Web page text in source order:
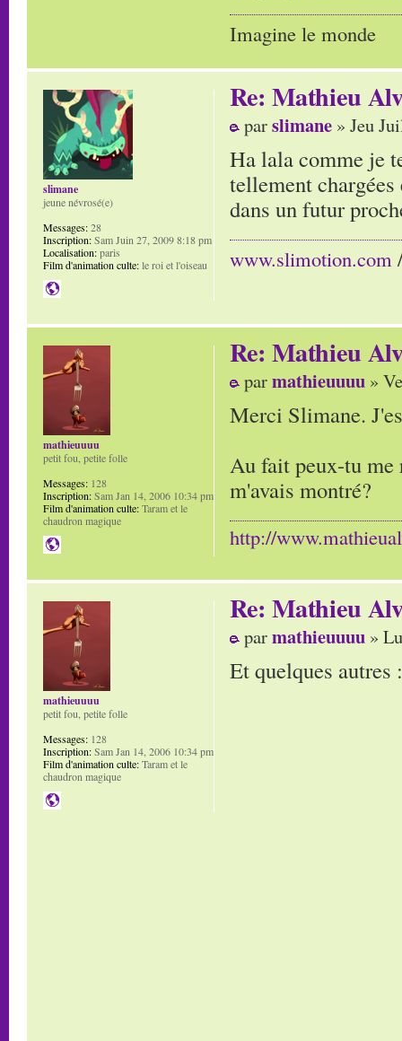
Imagine le monde
Re: Mathieu
parslimane » Jeu
Ha lala comme je
tellement
dans un futur
www.slimotion.com
slimane
jeune névrosé(e)
Messages:28
Inscription:Sam Juin 27, 2009 8:18 pm
Localisation:paris
Film d'animation culte:le roi et l'oiseau
Re: Mathieu
parmathieuuuu »
Merci Slimane.
Au fait peux-tu me
m'avais montré?
http://
mathieuuuu
petit fou, petite folle
Messages: 128
Inscription:Sam Jan 14, 2006 10:34 pm
Film d'animation culte:Taram et le
chaudron magique
Re: Mathieu
parmathieuuuu »
Et quelques autres :
mathieuuuu
petit fou, petite folle
Messages: 128
Inscription:Sam Jan 14, 2006 10:34 pm
Film d'animation culte:Taram et le
chaudron magique